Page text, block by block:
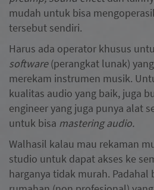
mudah untuk bisa
tersebut sendiri.
Harus ada operator khusus
software(perangkat lunak)
merekam instrumen musik.
kualitas audio yang baik, juga
engineer yang juga punya alat
untuk bisa mastering audio.
Walhasil kalau mau rekaman
studio untuk dapat akses ke
harganya tidak murah. Padahal